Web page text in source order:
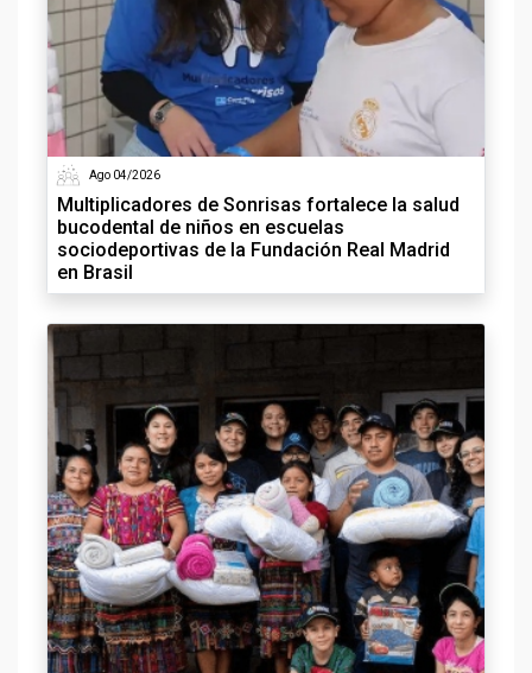
Ago 04/2026
Multiplicadores de Sonrisas fortalece la salud
bucodental de niños en escuelas
sociodeportivas de la Fundación Real Madrid
en Brasil